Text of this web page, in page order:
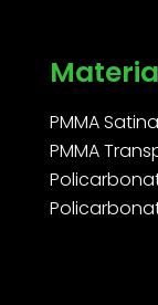
PMMA
PMMA